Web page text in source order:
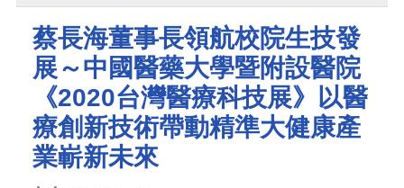
蔡長海董事長領航校院生技發
展～中國醫藥大學暨附設醫院
《2020台灣醫療科技展》以醫
療創新技術帶動精準大健康產
業嶄新未來